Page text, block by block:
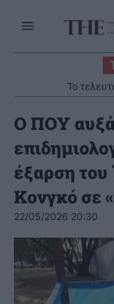
Το
Ο ΠΟΥ
έξαρση
Κονγκό σε
22/05/2026 20:30